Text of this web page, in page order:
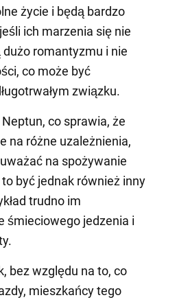
życie i będą bardzo
ich marzenia się nie
dużo romantyzmu i nie
co może być
związku.
co sprawia, że
na różne uzależnienia,
na spożywanie
być jednak również inny
trudno im
śmieciowego jedzenia i
bez względu na to, co
mieszkańcy tego